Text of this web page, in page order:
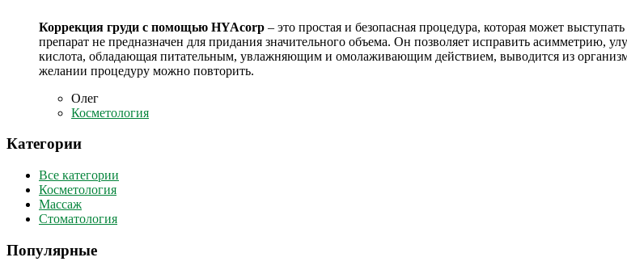
Коррекция груди с помощью HYAcorp – это простая и безопасная процедура, которая может
препарат не предназначен для придания значительного объема. Он позволяет исправить асимметрию,
кислота, обладающая питательным, увлажняющим и омолаживающим действием, выводится из
желании процедуру можно повторить.
Олег
Косметология
Категории
Все категории
Косметология
Массаж
Стоматология
Популярные